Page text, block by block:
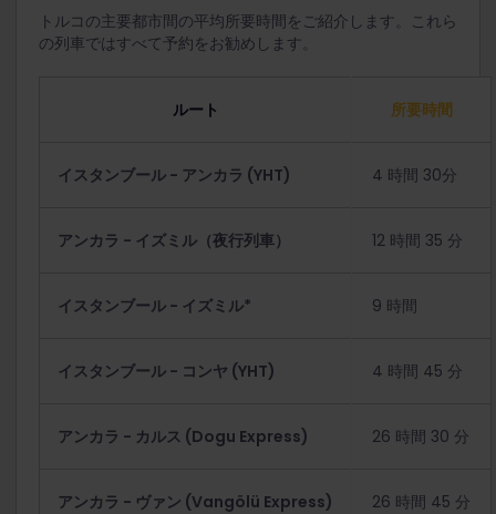
トルコの主要都市間の平均所要時間をご紹介します。これら
の列車ではすべて予約をお勧めします。
ルート 所要時間
イスタンブール - アンカラ (YHT) 4 時間 30分
アンカラ - イズミル（夜行列車） 12 時間 35 分
イスタンブール - イズミル* 9 時間
イスタンブール - コンヤ (YHT) 4 時間 45 分
アンカラ - カルス (Dogu Express) 26 時間 30 分
アンカラ - ヴァン (Vangölü Express) 26 時間 45 分